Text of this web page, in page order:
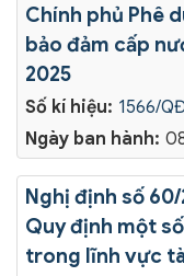
Số kí hiệu: 1566/
Ngày ban hành:
Chính phủ Phê
bảo đảm cấp
2025
Nghị định số
Quy định một
trong lĩnh vực